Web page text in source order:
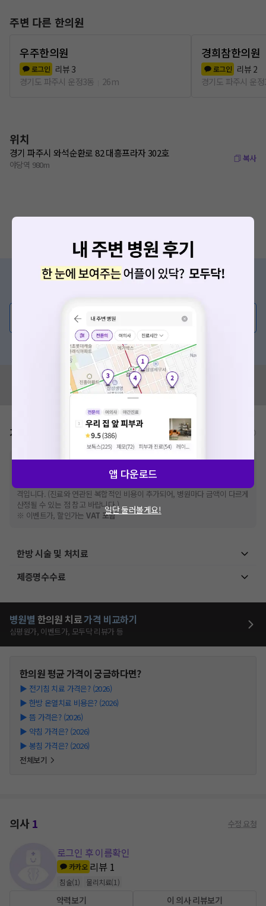
주변 다른 한의원
우주한의원
로그인 리뷰 3
경기도 파주시 운정3동
26m
경희참한의원
로그인 리뷰 2
경기도 파주시 운
위치
경기 파주시 와석순환로 82 대흥프라자 302호
야당역 980m
복사
증상/치료, 궁금한 점이 있나요?
💬 무엇이든 물어보세요
혹은, 의료상담 서비스에 다양한 게시글 보러가기
혹시 잘못된 병원정보가 있나요?
모두닥 팀에 알려주세요!
가격표 비급여/급여 진료란?
※비급여 항목의 경우,추가비용 등으로 실제 가격과 상이할 수 있으니, 정확
한 가격은 해당 의료기관에 직접 문의해주세요.
건강보험심사평가원
격입니다. (진료와 연관된 복합적인 비용이 추가되어, 병원마다 금액이 다르게
산정될 수 있는 점 참고 바랍니다.)
※ 이벤트가, 할인가는VAT 포함
한방 시술 및 처치료
제증명수수료
병원별 한의원 치료가격 비교하기
심평원가, 이벤트가, 모두닥 리뷰가 등
한의원평균 가격이 궁금하다면?
▶ 전기침 치료 가격은? (2026)
▶ 한방 온열치료 비용은? (2026)
▶ 뜸 가격은? (2026)
▶ 약침 가격은? (2026)
▶ 봉침 가격은? (2026)
전체보기
의사1 수정 요청
로그인 후 이름확인
카카오 리뷰 1
침술(1) 물리치료(1 )
약력보기 이 의사 리뷰보기
앱 다운로드
일단 둘러볼게요!